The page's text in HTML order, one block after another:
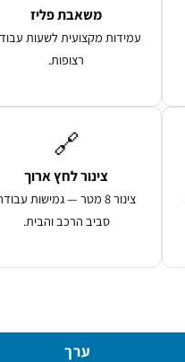
משאבת פליז
עמידות מקצועית לשעות
רצופות.
🔗
צינור לחץ ארוך
צינור 8 מטר — גמישות
סביב הרכב והבית.
ערך